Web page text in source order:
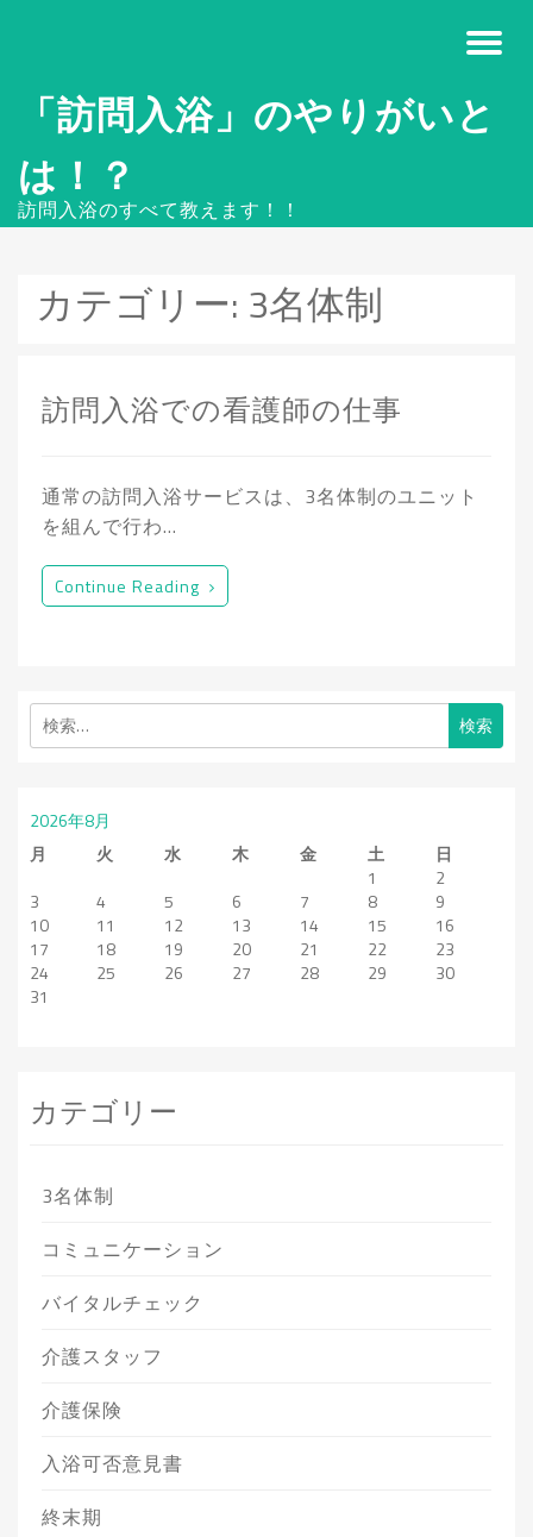
「訪問入浴」のやりがいと
は！？
訪問入浴のすべて教えます！！
カテゴリー: 3名体制
訪問入浴での看護師の仕事
通常の訪問入浴サービスは、3名体制のユニット
を組んで行わ…
Continue Reading
検
索:
2026年8月
月
火 水 木 金 土
日
1
2
3
4 5 6 7 8
9
10
11 12 13 14 15
16
17
18 19 20 21 22
23
24
25 26 27 28 29
30
31
カテゴリー
3名体制
コミュニケーション
バイタルチェック
介護スタッフ
介護保険
入浴可否意見書
終末期